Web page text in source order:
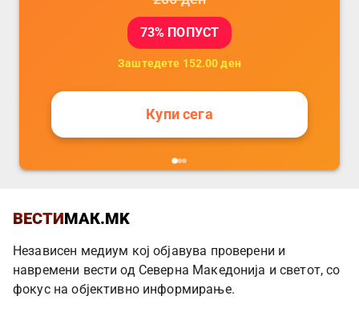
73% ПОПУСТ
Заштедете 152.00 ден
Купи сега
ВЕСТИМАК.MK
Независен медиум кој објавува проверени и
навремени вести од Северна Македонија и светот, со
фокус на објективно информирање.